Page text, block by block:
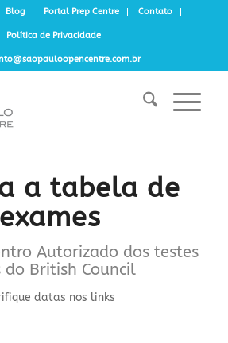
Blog Portal Prep Centre Contato
Política de Privacidade
a tabela de
exames
Autorizado dos testes
do British Council
datas nos links